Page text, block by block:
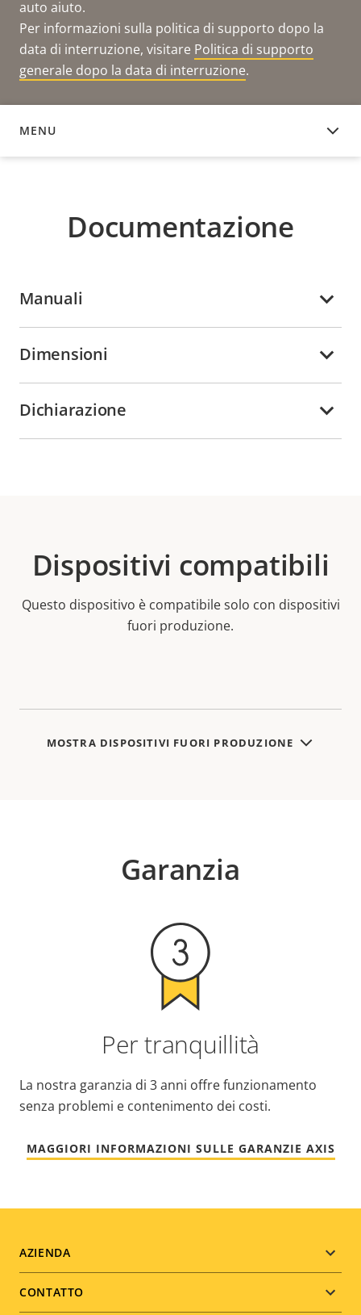
auto aiuto.
Per informazioni sulla politica di supporto dopo la
data di interruzione, visitare Politica di supporto
generale dopo la data di interruzione.
MENU
DOCUMENTAZIONE
Documentazione
Manuali
Dimensioni
Dichiarazione
Dispositivi compatibili
Questo dispositivo è compatibile solo con dispositivi
fuori produzione.
MOSTRA DISPOSITIVI FUORI PRODUZIONE
Garanzia
Per tranquillità
La nostra garanzia di 3 anni offre funzionamento
senza problemi e contenimento dei costi.
MAGGIORI INFORMAZIONI SULLE GARANZIE AXIS
Footer
menu
AZIENDA
CONTATTO